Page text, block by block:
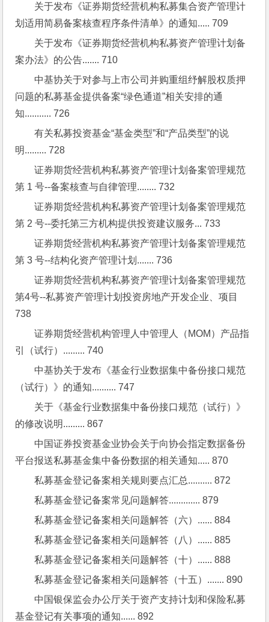
关于发布《证券期货经营机构私募集合资产管理计
划适用简易备案核查程序条件清单》的通知..... 709
关于发布《证券期货经营机构私募资产管理计划备
案办法》的公告....... 710
中基协关于对参与上市公司并购重组纾解股权质押
问题的私募基金提供备案“绿色通道”相关安排的通
知........... 726
有关私募投资基金“基金类型”和“产品类型”的说
明......... 728
证券期货经营机构私募资产管理计划备案管理规范
第 1 号--备案核查与自律管理........ 732
证券期货经营机构私募资产管理计划备案管理规范
第 2 号--委托第三方机构提供投资建议服务... 733
证券期货经营机构私募资产管理计划备案管理规范
第 3 号--结构化资产管理计划....... 736
证券期货经营机构私募资产管理计划备案管理规范
第4号--私募资产管理计划投资房地产开发企业、项目
738
证券期货经营机构管理人中管理人（MOM）产品指
引（试行）......... 740
中基协关于发布《基金行业数据集中备份接口规范
（试行）》的通知.......... 747
关于《基金行业数据集中备份接口规范（试行）》
的修改说明......... 867
中国证券投资基金业协会关于向协会指定数据备份
平台报送私募基金集中备份数据的相关通知..... 870
私募基金登记备案相关规则要点汇总.......... 872
私募基金登记备案常见问题解答............. 879
私募基金登记备案相关问题解答（六）...... 884
私募基金登记备案相关问题解答（八）...... 885
私募基金登记备案相关问题解答（十）...... 888
私募基金登记备案相关问题解答（十五）....... 890
中国银保监会办公厅关于资产支持计划和保险私募
基金登记有关事项的通知...... 892